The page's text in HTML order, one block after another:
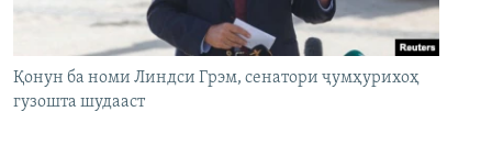
Қонун ба номи Линдси Грэм, сенатори ҷумҳурихоҳ
гузошта шудааст